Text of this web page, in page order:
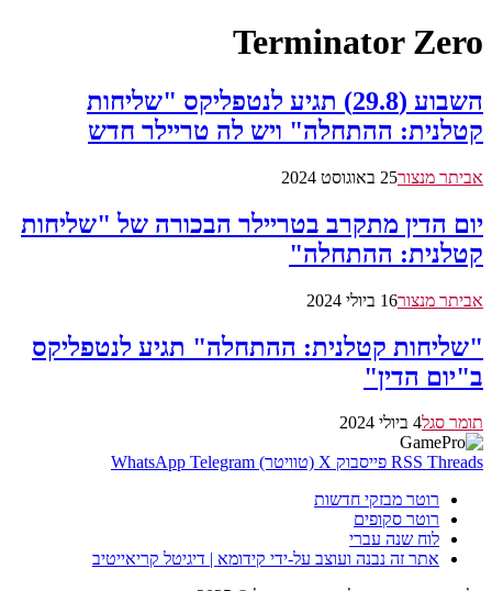
Terminator Zero
השבוע (29.8) תגיע לנטפליקס "שליחות
קטלנית: ההתחלה" ויש לה טריילר חדש
אביתר מנצור25 באוגוסט 2024
יום הדין מתקרב בטריילר הבכורה של "שליחות
קטלנית: ההתחלה"
אביתר מנצור16 ביולי 2024
"שליחות קטלנית: ההתחלה" תגיע לנטפליקס
ב"יום הדין"
תומר סגל4 ביולי 2024
RSS Threads פייסבוק X (טוויטר) WhatsApp Telegram
רוטר מבזקי חדשות
רוטר סקופים
לוח שנה עברי
אתר זה נבנה ועוצב על-ידי קידומא | דיגיטל קריאייטיב